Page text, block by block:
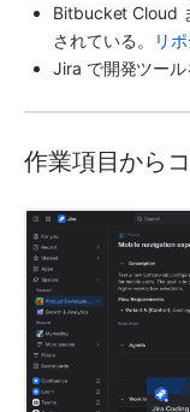
Bitbucket Cloud
されている。
リ
Jira で開発ツール
作業項目から